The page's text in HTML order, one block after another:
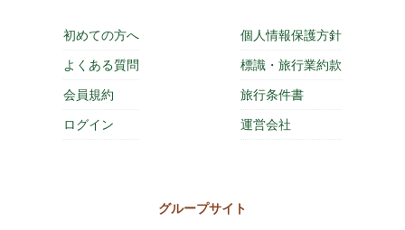
初めての方へ
よくある質問
会員規約
ログイン
個人情報保護方針
標識・旅行業約款
旅行条件書
運営会社
グループサイト